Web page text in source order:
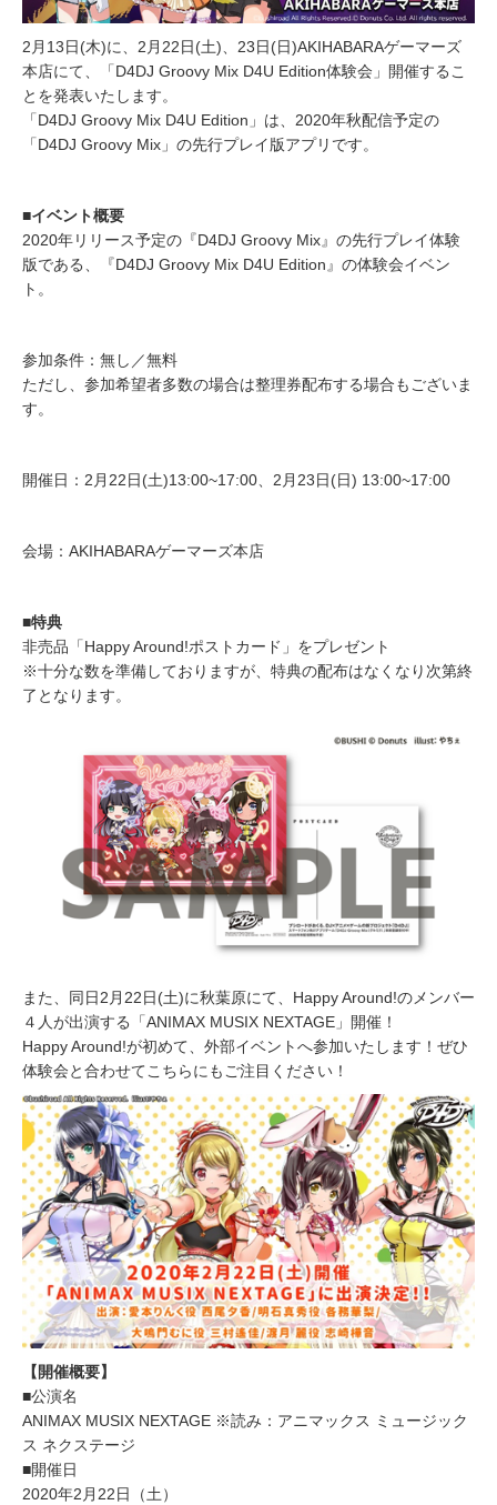
2月13日(木)に、2月22日(土)、23日(日)AKIHABARAゲーマーズ
本店にて、「D4DJ Groovy Mix D4U Edition体験会」開催するこ
とを発表いたします。
「D4DJ Groovy Mix D4U Edition」は、2020年秋配信予定の
「D4DJ Groovy Mix」の先行プレイ版アプリです。
■イベント概要
2020年リリース予定の『D4DJ Groovy Mix』の先行プレイ体験
版である、『D4DJ Groovy Mix D4U Edition』の体験会イベン
ト。
参加条件：無し／無料
ただし、参加希望者多数の場合は整理券配布する場合もございま
す。
開催日：2月22日(土)13:00~17:00、2月23日(日) 13:00~17:00
会場：AKIHABARAゲーマーズ本店
■特典
非売品「Happy Around!ポストカード」をプレゼント
※十分な数を準備しておりますが、特典の配布はなくなり次第終
了となります。
また、同日2月22日(土)に秋葉原にて、Happy Around!のメンバー
４人が出演する「ANIMAX MUSIX NEXTAGE」開催！
Happy Around!が初めて、外部イベントへ参加いたします！ぜひ
体験会と合わせてこちらにもご注目ください！
【開催概要】
■公演名
ANIMAX MUSIX NEXTAGE ※読み：アニマックス ミュージック
ス ネクステージ
■開催日
2020年2月22日（土）